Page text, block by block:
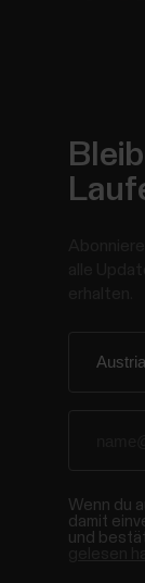
alle
Wenn du
damit
und